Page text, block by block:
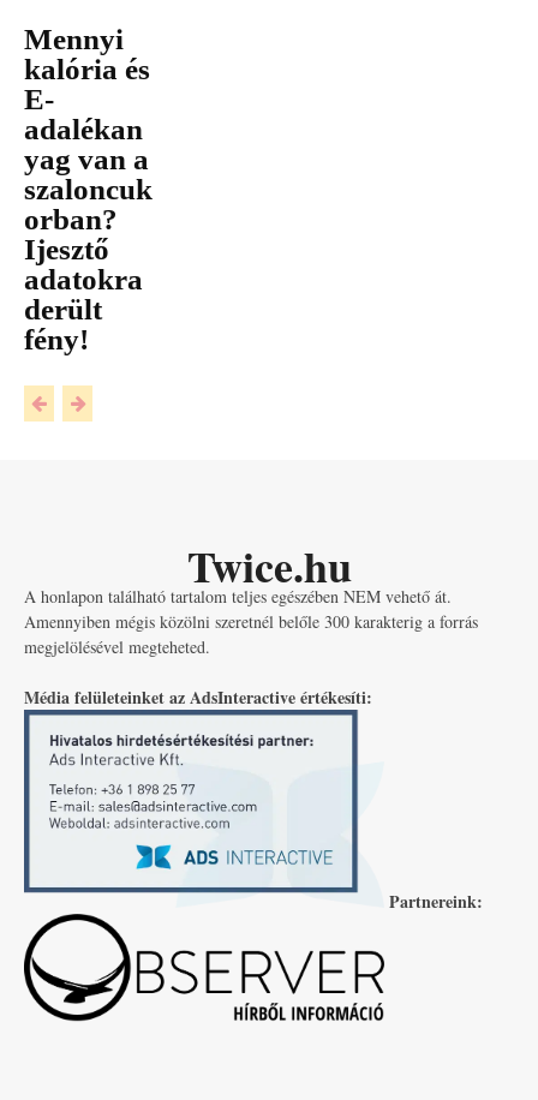
Mennyi
kalória és
E-
adalékan
yag van a
szaloncuk
orban?
Ijesztő
adatokra
derült
fény!
Twice.hu
A honlapon található tartalom teljes egészében NEM vehető át.
Amennyiben mégis közölni szeretnél belőle 300 karakterig a forrás
megjelölésével megteheted.
Média felületeinket az AdsInteractive értékesíti:
Partnereink: